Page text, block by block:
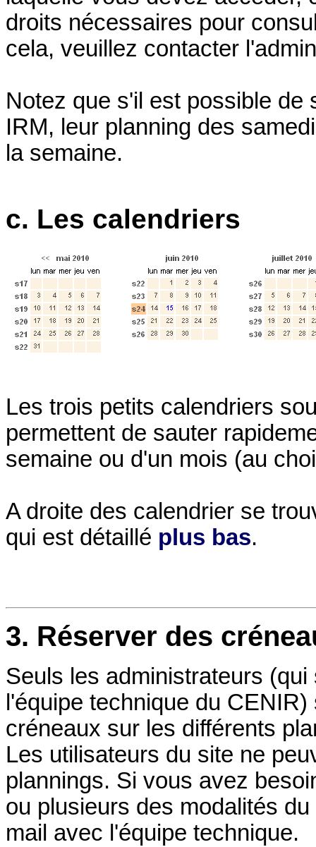
droits nécessaires pour
cela, veuillez contacter
Notez que s'il est possible
IRM, leur planning des
la semaine.
c. Les calendriers
Les trois petits calendriers
permettent de sauter
semaine ou d'un mois (au
A droite des calendrier se
qui est détaillé plus bas.
3. Réserver des
Seuls les administrateurs
l'équipe technique du
créneaux sur les différents
Les utilisateurs du site ne
plannings. Si vous avez
ou plusieurs des modalités
mail avec l'équipe technique.